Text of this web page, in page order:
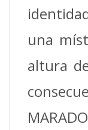
una
altura